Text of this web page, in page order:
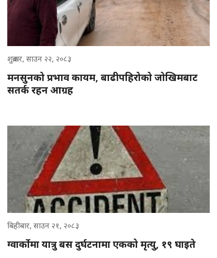
शुक्रबार, साउन २२, २०८३
मनसुनको प्रभाव कायम, बाढीपहिरोको जोखिमबाट
सतर्क रहन आग्रह
बिहीबार, साउन २१, २०८३
ग्वार्कोमा यात्रु बस दुर्घटनामा एकको मृत्यु, १९ घाइते